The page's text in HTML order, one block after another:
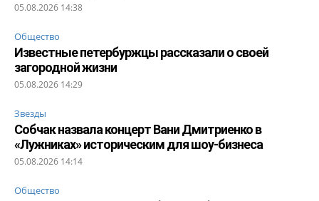
05.08.2026 14:38
Общество
Известные петербуржцы рассказали о своей
загородной жизни
05.08.2026 14:29
Звезды
Собчак назвала концерт Вани Дмитриенко в
«Лужниках» историческим для шоу-бизнеса
05.08.2026 14:14
Общество